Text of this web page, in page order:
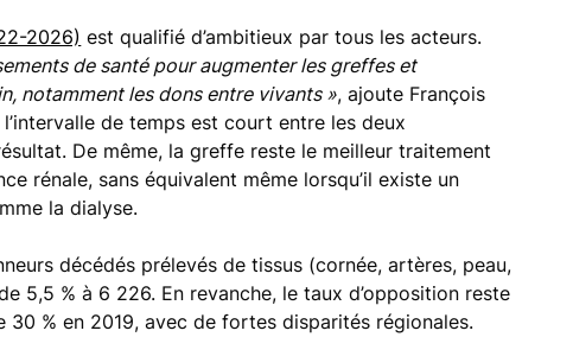
2026) est qualifié d’ambitieux par tous les acteurs.
de santé pour augmenter les greffes et
notamment les dons entre vivants », ajoute François
de temps est court entre les deux
De même, la greffe reste le meilleur traitement
rénale, sans équivalent même lorsqu’il existe un
la dialyse.
décédés prélevés de tissus (cornée, artères, peau,
5,5 % à 6 226. En revanche, le taux d’opposition reste
30 % en 2019, avec de fortes disparités régionales.